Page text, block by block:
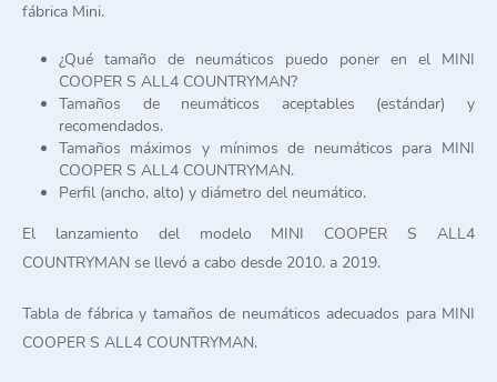
fábrica Mini.
¿Qué tamaño de neumáticos puedo poner en el MINI
COOPER S ALL4 COUNTRYMAN?
Tamaños de neumáticos aceptables (estándar) y
recomendados.
Tamaños máximos y mínimos de neumáticos para MINI
COOPER S ALL4 COUNTRYMAN.
Perfil (ancho, alto) y diámetro del neumático.
El lanzamiento del modelo MINI COOPER S ALL4
COUNTRYMAN se llevó a cabo desde 2010. a 2019.
Tabla de fábrica y tamaños de neumáticos adecuados para MINI
COOPER S ALL4 COUNTRYMAN.